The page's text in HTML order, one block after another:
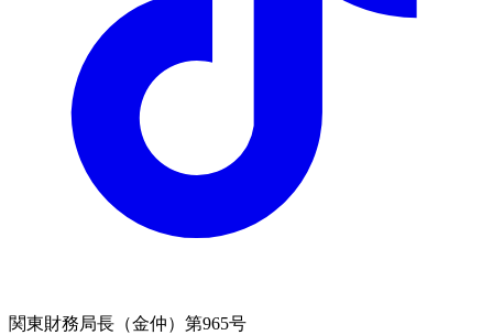
関東財務局長（金仲）第965号